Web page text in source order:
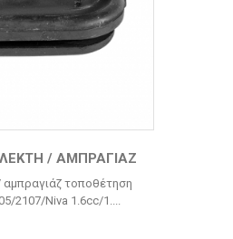
/ ΑΜΠΡΑΓΙΆΖ
τοποθέτηση
2107/Niva 1.6cc/1....